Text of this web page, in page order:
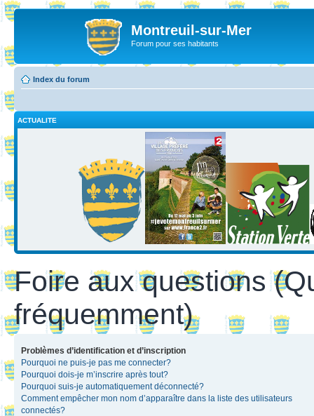
Montreuil-sur-Mer
Forum pour ses habitants
Index du forum
ACTUALITE
Foire aux questions
fréquemment)
Problèmes d’identification et d’inscription
Pourquoi ne puis-je pas me connecter?
Pourquoi dois-je m’inscrire après tout?
Pourquoi suis-je automatiquement déconnecté?
Comment empêcher mon nom d’apparaître dans la liste des utilisateurs
connectés?